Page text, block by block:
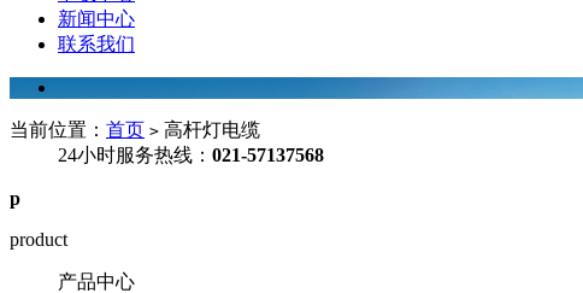
新闻中心
联系我们
当前位置： 首页 > 高杆灯电缆
24小时服务热线： 021-57137568
p
product
产品中心